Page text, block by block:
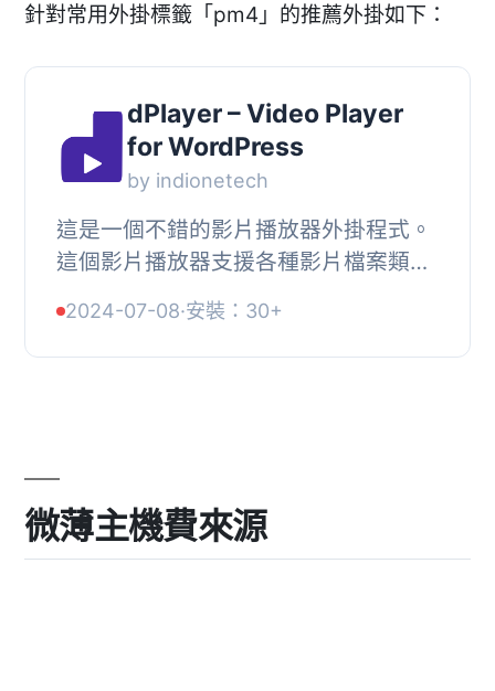
針對常用外掛標籤「pm4」的推薦外掛如下：
dPlayer – Video Player
for WordPress
by indionetech
這是一個不錯的影片播放器外掛程式。
這個影片播放器支援各種影片檔案類
水印和呼籲行動按鈕。這個影片播放器
可以透過將訪...
2024-07-08·安裝：30+
微薄主機費來源